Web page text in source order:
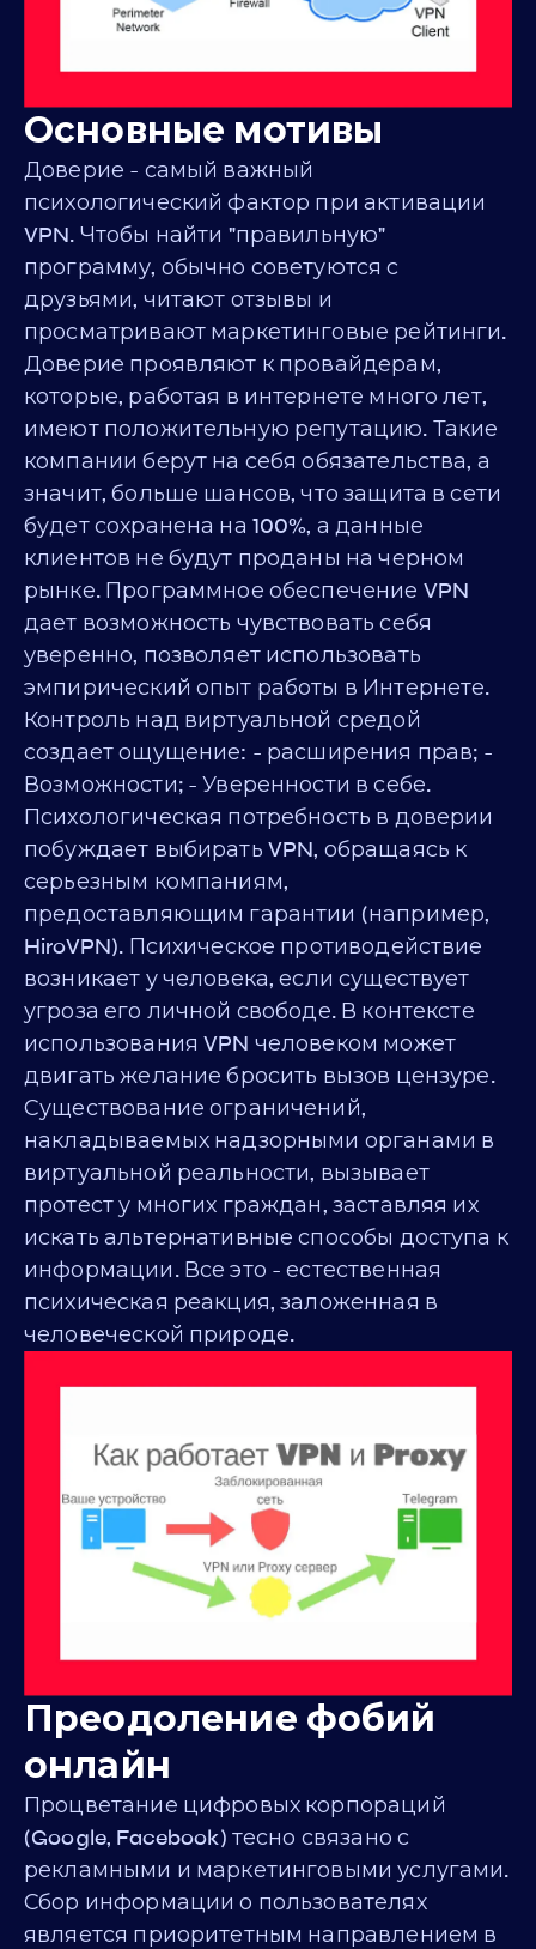
Основные мотивы
Доверие - самый важный
психологический фактор при активации
VPN. Чтобы найти "правильную"
программу, обычно советуются с
друзьями, читают отзывы и
просматривают маркетинговые рейтинги.
Доверие проявляют к провайдерам,
которые, работая в интернете много лет,
имеют положительную репутацию. Такие
компании берут на себя обязательства, а
значит, больше шансов, что защита в сети
будет сохранена на 100%, а данные
клиентов не будут проданы на черном
рынке. Программное обеспечение VPN
дает возможность чувствовать себя
уверенно, позволяет использовать
эмпирический опыт работы в Интернете.
Контроль над виртуальной средой
создает ощущение: - расширения прав; -
Возможности; - Уверенности в себе.
Психологическая потребность в доверии
побуждает выбирать VPN, обращаясь к
серьезным компаниям,
предоставляющим гарантии (например,
HiroVPN). Психическое противодействие
возникает у человека, если существует
угроза его личной свободе. В контексте
использования VPN человеком может
двигать желание бросить вызов цензуре.
Существование ограничений,
накладываемых надзорными органами в
виртуальной реальности, вызывает
протест у многих граждан, заставляя их
искать альтернативные способы доступа к
информации. Все это - естественная
психическая реакция, заложенная в
человеческой природе.
Преодоление фобий
онлайн
Процветание цифровых корпораций
(Google, Facebook) тесно связано с
рекламными и маркетинговыми услугами.
Сбор информации о пользователях
является приоритетным направлением в